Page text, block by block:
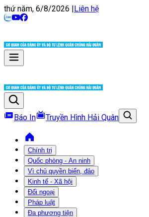
thứ năm, 6/8/2026 |Liên hệ
Báo In Truyền Hình Hải Quân
Chính trị
Quốc phòng - An ninh
Vì chủ quyền biển, đảo
Kinh tế - Xã hội
Đối ngoại
Pháp luật
Đa phương tiện